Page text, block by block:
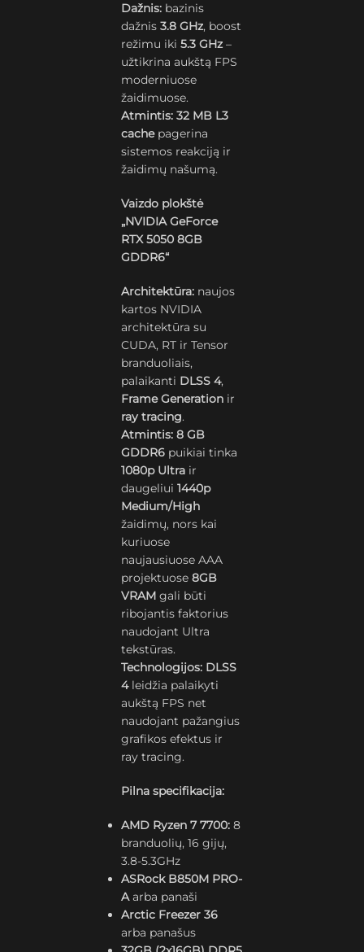
Dažnis: bazinis
dažnis3.8 GHz, boost
režimu iki5.3 GHz–
užtikrina aukštą FPS
moderniuose
žaidimuose.
Atmintis: 32 MB L3
cachepagerina
sistemos reakciją ir
žaidimų našumą.
Vaizdo plokštė
„NVIDIA GeForce
RTX 5050 8GB
GDDR6“
Architektūra: naujos
kartos NVIDIA
architektūra su
CUDA, RT ir Tensor
branduoliais,
palaikanti DLSS 4,
Frame Generation ir
ray tracing.
Atmintis: 8 GB
GDDR6 puikiai tinka
1080p Ultra ir
daugeliui1440p
Medium/High
žaidimų, nors kai
kuriuose
naujausiuose AAA
projektuose8GB
VRAM gali būti
ribojantis faktorius
naudojant Ultra
tekstūras.
Technologijos: DLSS
4leidžia palaikyti
aukštą FPS net
naudojant pažangius
grafikos efektus ir
ray tracing.
Pilna specifikacija:
AMD Ryzen 7 7700:8
branduolių, 16 gijų,
3.8-5.3GHz
ASRock B850M PRO-
Aarba panaši
Arctic Freezer 36
arba panašus